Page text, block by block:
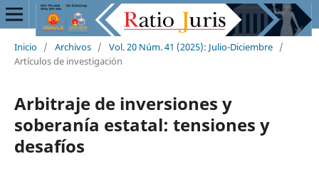
Inicio / Archivos / Vol. 20 Núm. 41 (2025): Julio-Diciembre /
Artículos de investigación
Arbitraje de inversiones y
soberanía estatal: tensiones y
desafíos